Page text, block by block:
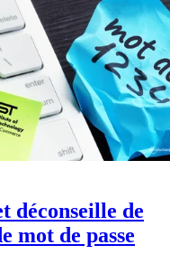
déconseille de
mot de passe